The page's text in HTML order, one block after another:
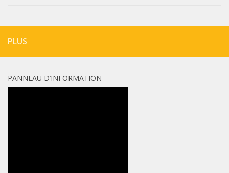
PLUS
PANNEAU D’INFORMATION